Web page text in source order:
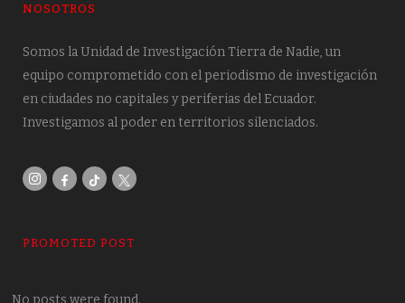
NOSOTROS
Somos la Unidad de Investigación Tierra de Nadie, un
equipo comprometido con el periodismo de investigación
en ciudades no capitales y periferias del Ecuador.
Investigamos al poder en territorios silenciados.
PROMOTED POST
No posts were found.